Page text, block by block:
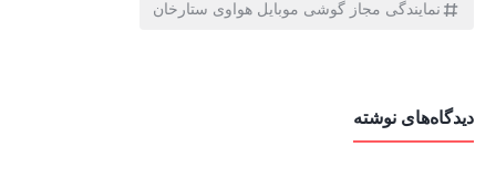
محله‌های مسکونی در تهران برویم. اجاره آپارتمان مبله در محله
نمایندگی مجاز گوشی موبایل هواوی ستارخان
دیدگاه‌های نوشته